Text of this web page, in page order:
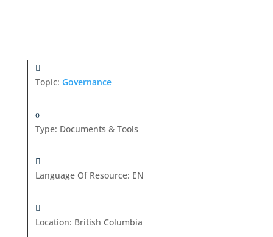
Topic: Governance
Type: Documents & Tools
Language Of Resource: EN
Location: British Columbia